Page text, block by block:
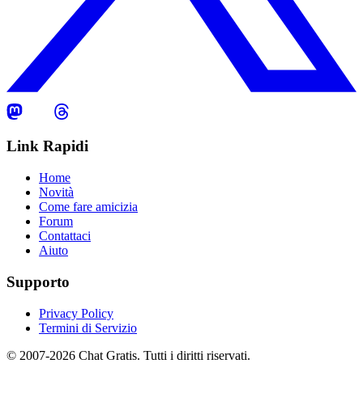
Link Rapidi
Home
Novità
Come fare amicizia
Forum
Contattaci
Aiuto
Supporto
Privacy Policy
Termini di Servizio
© 2007-2026 Chat Gratis. Tutti i diritti riservati.